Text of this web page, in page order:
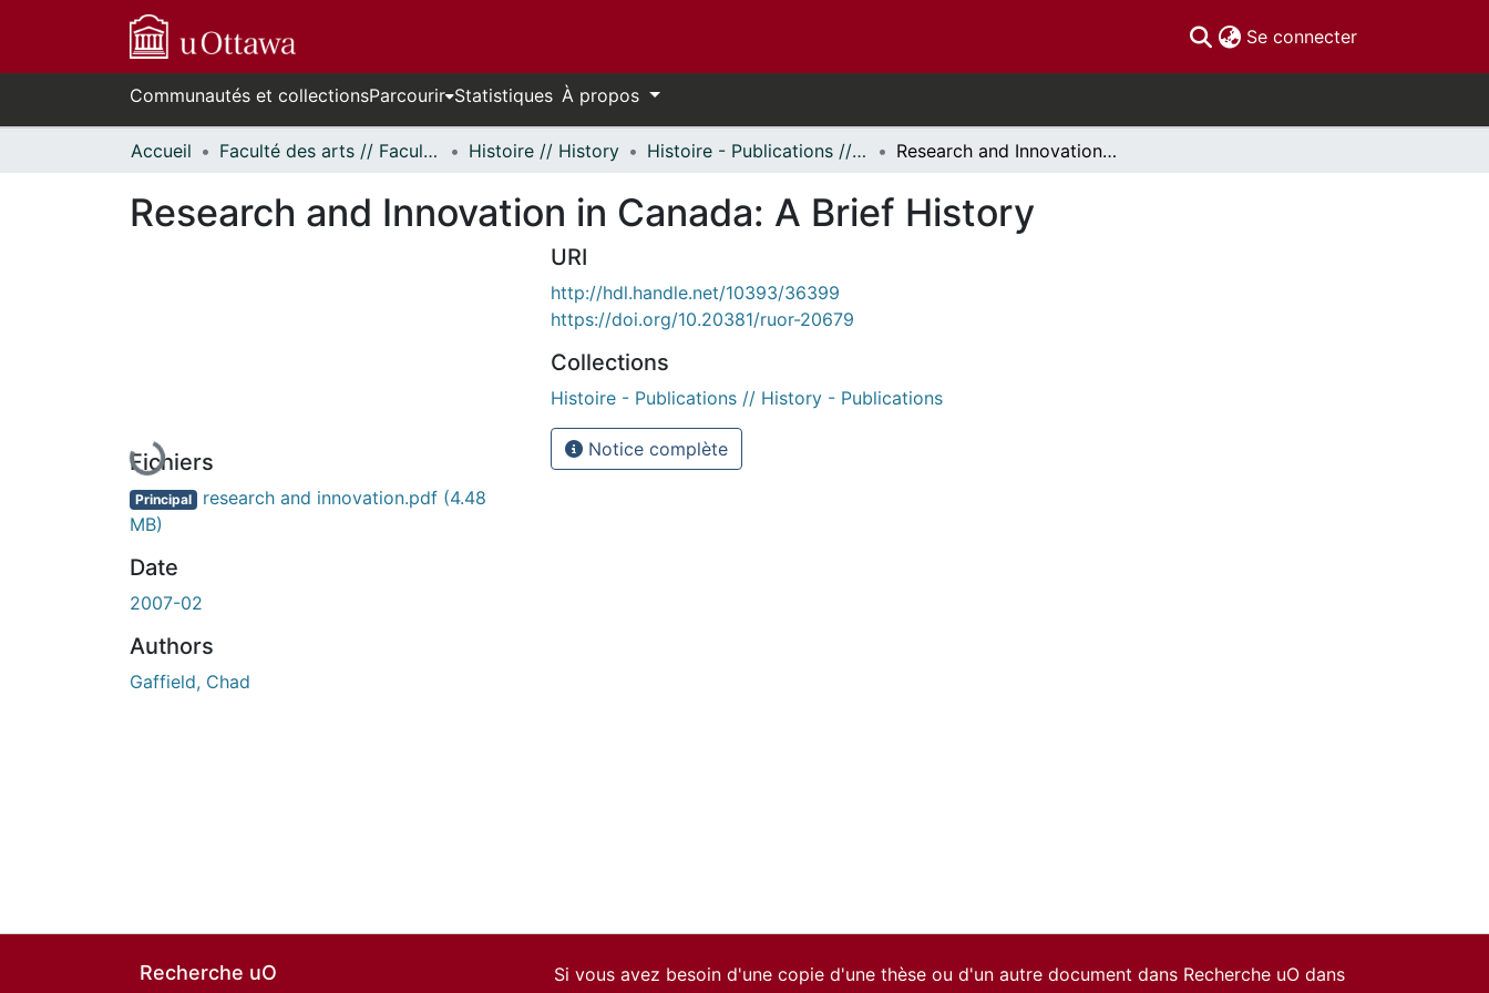
Se connecter(current)
Communautés et collectionsParcourir Statistiques À propos
Accueil Faculté des arts // Faculty of Arts Histoire // History Histoire - Publications // History - Publications Research and Innovation in Canada: A Brief History
Research and Innovation in Canada: A Brief History
En cours de chargement...
Fichiers
Principal research and innovation.pdf (4.48
MB)
Date
2007-02
Authors
Gaffield, Chad
URI
http://hdl.handle.net/10393/36399
https://doi.org/10.20381/ruor-20679
Collections
Histoire - Publications // History - Publications
Notice complète
Recherche uO
Si vous avez besoin d'une copie d'une thèse ou d'un autre document dans Recherche uO dans